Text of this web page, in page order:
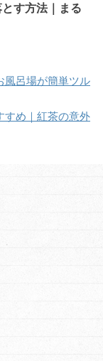
す方法｜まる
風呂場が簡単ツル
すめ｜紅茶の意外